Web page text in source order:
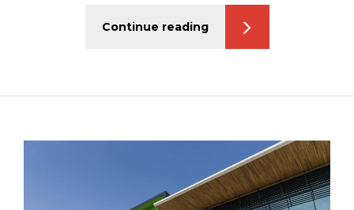
Continue reading